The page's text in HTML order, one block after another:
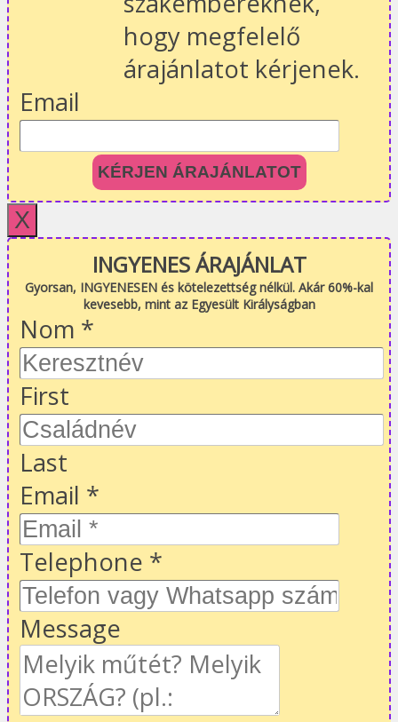
hogy megfelelő
árajánlatot kérjenek.
Email
KÉRJEN ÁRAJÁNLATOT
X
INGYENES ÁRAJÁNLAT
Gyorsan, INGYENESEN és kötelezettség nélkül. Akár 60%-kal
kevesebb, mint az Egyesült Királyságban
Nom *
First
Last
Email *
Telephone *
Message